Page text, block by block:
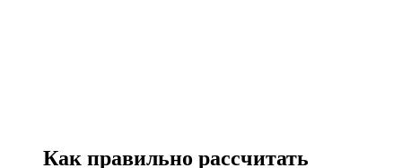
Как правильно рассчитать